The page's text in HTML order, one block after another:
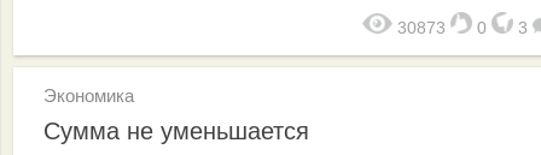
30873 0 3
Экономика
Сумма не уменьшается